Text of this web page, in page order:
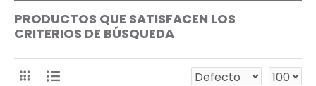
PRODUCTOS QUE SATISFACEN LOS
CRITERIOS DE BÚSQUEDA